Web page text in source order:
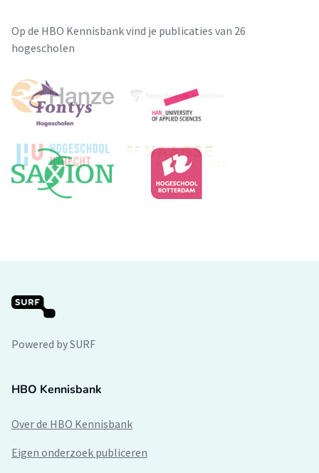
Op de HBO Kennisbank vind je publicaties van 26
hogescholen
Powered by SURF
HBO Kennisbank
Over de HBO Kennisbank
Eigen onderzoek publiceren